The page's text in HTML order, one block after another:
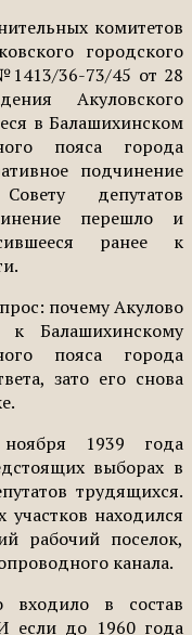
комитетов
городского
36-73/45 от 28
Акуловского
в Балашихинском
пояса города
подчинение
депутатов
перешло и
ранее к
почему Акулово
к Балашихинскому
пояса города
зато его снова
1939 года
выборах в
трудящихся.
находился
рабочий поселок,
канала.
в состав
если до 1960 года